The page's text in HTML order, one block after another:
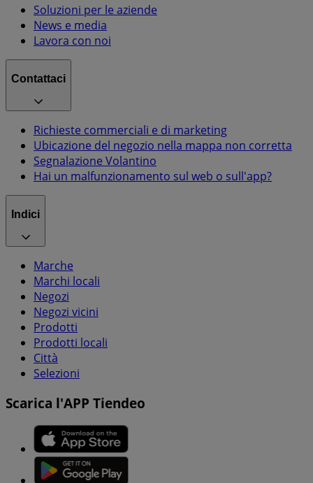
Soluzioni per le aziende
News e media
Lavora con noi
Contattaci
Richieste commerciali e di marketing
Ubicazione del negozio nella mappa non corretta
Segnalazione Volantino
Hai un malfunzionamento sul web o sull'app?
Indici
Marche
Marchi locali
Negozi
Negozi vicini
Prodotti
Prodotti locali
Città
Selezioni
Scarica l'APP Tiendeo